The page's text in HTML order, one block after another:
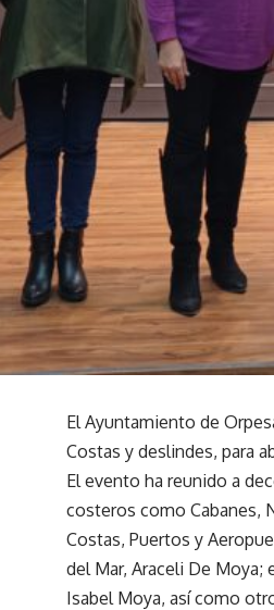
El Ayuntamiento de
Costas y deslindes, para
El evento ha reunido a
costeros como Cabanes,
Costas, Puertos y
del Mar, Araceli De Moya;
Isabel Moya, así como